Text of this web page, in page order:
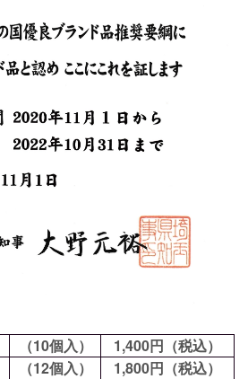
（10個入）
1,400円（税込）
（12個入）
1,800円（税込）